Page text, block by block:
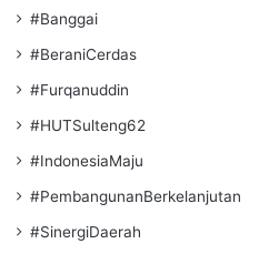
#Banggai
#BeraniCerdas
#Furqanuddin
#HUTSulteng62
#IndonesiaMaju
#PembangunanBerkelanjutan
#SinergiDaerah